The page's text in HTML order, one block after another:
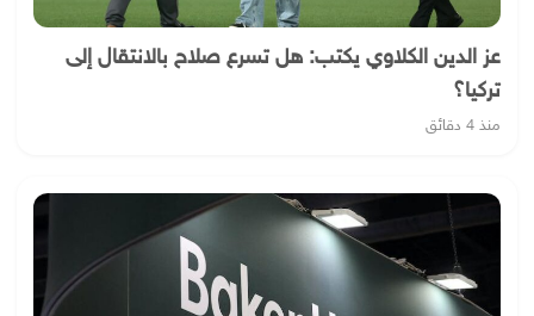
عز الدين الكلاوي يكتب: هل تسرع صلاح بالانتقال إلى
تركيا؟
منذ 4 دقائق